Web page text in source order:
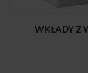
WKŁADY Z